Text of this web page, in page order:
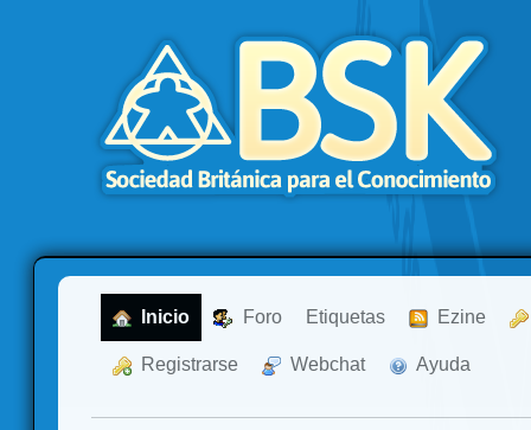
Inicio Foro Etiquetas Ezine
Registrarse Webchat Ayuda